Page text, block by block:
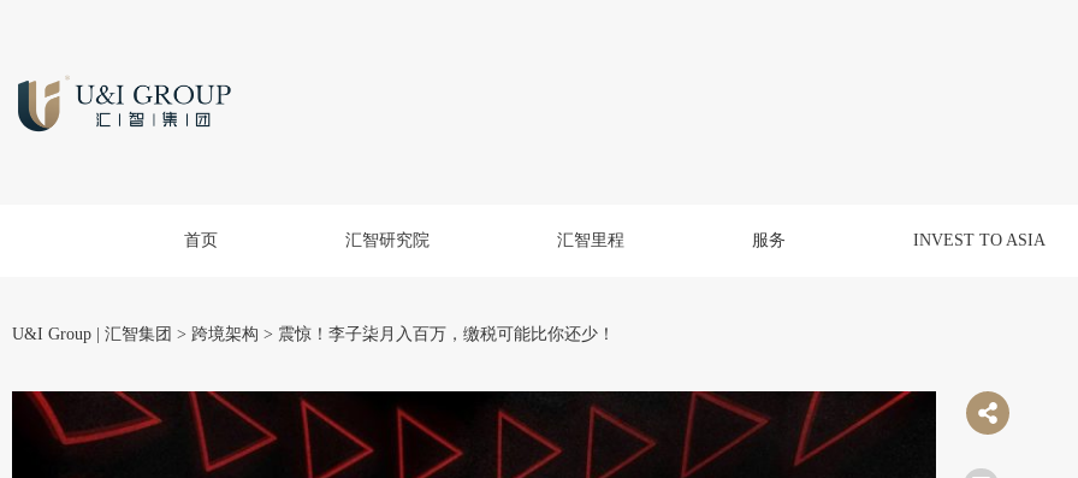
首页 汇智研究院 汇智里程 服务 INVEST TO ASIA
U&I Group | 汇智集团 > 跨境架构 > 震惊！李子柒月入百万，缴税可能比你还少！